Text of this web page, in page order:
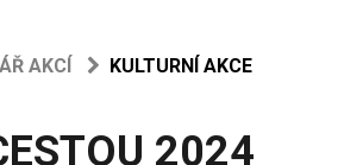
AKCÍ KULTURNÍ AKCE
2024